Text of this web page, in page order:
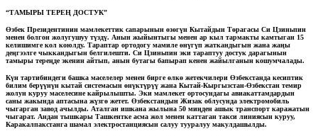
“ТАМЫРЫ ТЕРЕҢ ДОСТУК”
Өзбек Президентинин мамлекеттик сапарынын өзөгүн Кытайдын Төрагасы Си Цзиньпин
менен болгон жолугушуу түздү. Анын жыйынтыгы менен ар кыл тармакты камтыган 15
келишимге кол коюлду. Тараптар ортодогу мамиле өнүгүп жаткандыгын жана жаңы
деңгээлге чыккандыгын белгилешти. Си Цзиньпин эки тараптуу достук дарагынын
тамыры тереңде экенин айтып, анын бутагы бапырап кенен жайылганын кошумчалады.
Күн тартибиндеги башка маселелер менен бирге өлкө жетекчилери Өзбекстанда кесиптик
билим берүүнүн кытай системасын өнүктүрүү жана Кытай-Кыргызстан-Өзбекстан темир
жолун куруу маселесине кайрылышты. Эки мамлекет ортосундагы авиакаттамдардын
саны жакында аптасына жүзгө жетет. Өзбекстандын Жизак облусунда электромобиль
чыгарган завод ачылды. Аталган ишкана жылына 50 миңден ашык транспорт каражатын
чыгарат. Андан тышкары Ташкентке асма жол менен каттаган такси линиясын куруу,
Каракалпакстанга шамал электростанциясын салуу тууралуу макулдашылды.